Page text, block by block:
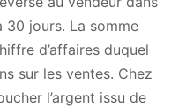
30 jours. La somme
d’affaires duquel
sur les ventes. Chez
l’argent issu de